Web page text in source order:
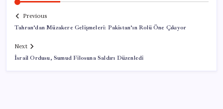
Previous
Tahran’dan Müzakere Gelişmeleri: Pakistan’ın Rolü Öne Çıkıyor
Next
İsrail Ordusu, Sumud Filosuna Saldırı Düzenledi